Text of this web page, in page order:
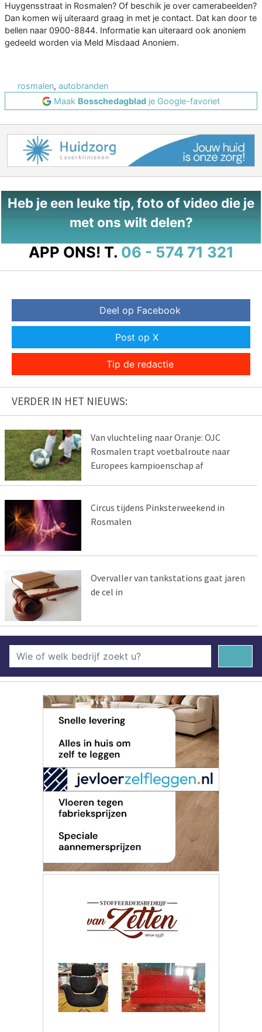
Huygensstraat in Rosmalen? Of beschik je over camerabeelden?
Dan komen wij uiteraard graag in met je contact. Dat kan door te
bellen naar 0900-8844. Informatie kan uiteraard ook anoniem
gedeeld worden via Meld Misdaad Anoniem.
rosmalen, autobranden
Maak Bosschedagblad je Google-favoriet
Heb je een leuke tip, foto of video die je
met ons wilt delen?
APP ONS! T. 06 - 574 71 321
Deel op Facebook
Post op X
Tip de redactie
VERDER IN HET NIEUWS:
Van vluchteling naar Oranje: OJC
Rosmalen trapt voetbalroute naar
Europees kampioenschap af
Circus tijdens Pinksterweekend in
Rosmalen
Overvaller van tankstations gaat jaren
de cel in